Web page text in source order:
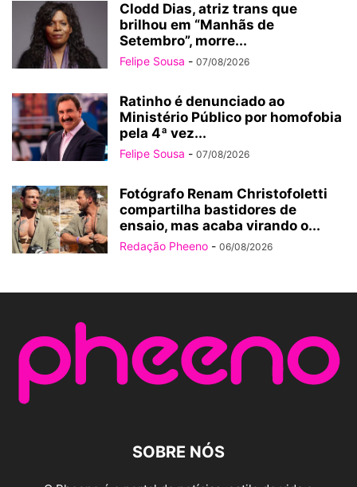
Clodd Dias, atriz trans que
brilhou em “Manhãs de
Setembro”, morre...
Felipe Sousa - 07/08/2026
Ratinho é denunciado ao
Ministério Público por homofobia
pela 4ª vez...
Felipe Sousa - 07/08/2026
Fotógrafo Renam Christofoletti
compartilha bastidores de
ensaio, mas acaba virando o...
Redação Pheeno - 06/08/2026
SOBRE NÓS